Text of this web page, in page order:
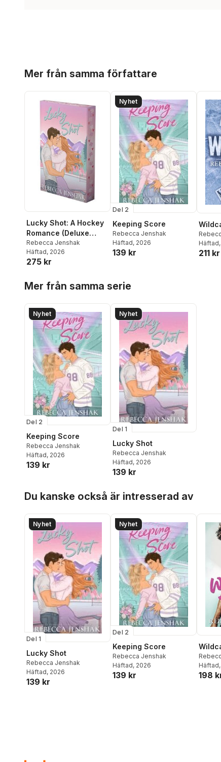
Mer från samma författare
Lucky Shot: A Hockey
Romance (Deluxe
Limited Edition)
Rebecca Jenshak
Häftad, 2026
275 kr
Nyhet
Del 2
Keeping Score
Rebecca Jenshak
Häftad, 2026
139 kr
Häftad
211 kr
Mer från samma serie
Nyhet
Del 2
Keeping Score
Rebecca Jenshak
Häftad, 2026
139 kr
Nyhet
Del 1
Lucky Shot
Rebecca Jenshak
Häftad, 2026
139 kr
Du kanske också är intresserad av
Nyhet
Del 1
Lucky Shot
Rebecca Jenshak
Häftad, 2026
139 kr
Nyhet
Del 2
Keeping Score
Rebecca Jenshak
Häftad, 2026
139 kr
Häftad
198